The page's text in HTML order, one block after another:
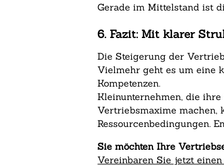
Gerade im Mittelstand ist
6. Fazit: Mit klarer
Die Steigerung der
Vielmehr geht es um eine
Kompetenzen.
Kleinunternehmen, die
Vertriebsmaxime machen,
Ressourcenbedingungen.
Sie möchten Ihre
Vereinbaren Sie jetzt